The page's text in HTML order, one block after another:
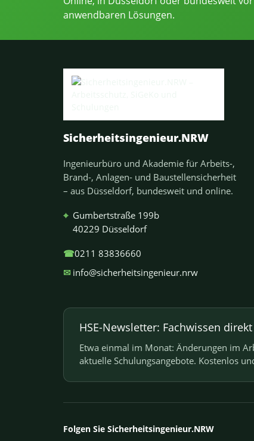
anwendbaren Lösungen.
Sicherheitsingenieur.NRW
Ingenieurbüro und Akademie für Arbeits-,
Brand-, Anlagen- und Baustellensicherheit
– aus Düsseldorf, bundesweit und online.
⌖ Gumbertstraße 199b
40229 Düsseldorf
☎0211 83836660
✉ info@sicherheitsingenieur.nrw
HSE-Newsletter: Fachwissen
Etwa einmal im Monat: Änderungen im
aktuelle Schulungsangebote. Kostenlos
Folgen Sie Sicherheitsingenieur.NRW